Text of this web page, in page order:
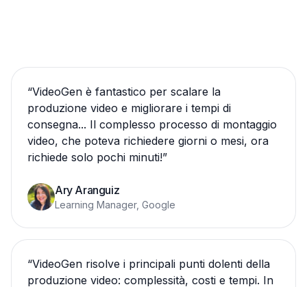
“VideoGen è fantastico per scalare la
produzione video e migliorare i tempi di
consegna... Il complesso processo di montaggio
video, che poteva richiedere giorni o mesi, ora
richiede solo pochi minuti!”
Ary Aranguiz
Learning Manager, Google
“VideoGen risolve i principali punti dolenti della
produzione video: complessità, costi e tempi. In